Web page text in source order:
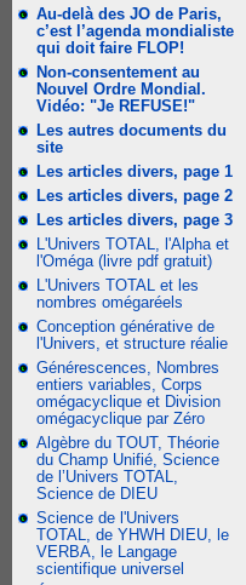
Au-delà des JO de Paris,
c’est l’agenda mondialiste
qui doit faire FLOP!
Non-consentement au
Nouvel Ordre Mondial.
Vidéo: "Je REFUSE!"
Les autres documents du
site
Les articles divers, page 1
Les articles divers, page 2
Les articles divers, page 3
L'Univers TOTAL, l'Alpha et
l'Oméga (livre pdf gratuit)
L'Univers TOTAL et les
nombres omégaréels
Conception générative de
l'Univers, et structure réalie
Générescences, Nombres
entiers variables, Corps
omégacyclique et Division
omégacyclique par Zéro
Algèbre du TOUT, Théorie
du Champ Unifié, Science
de l’Univers TOTAL,
Science de DIEU
Science de l'Univers
TOTAL, de YHWH DIEU, le
VERBA, le Langage
scientifique universel